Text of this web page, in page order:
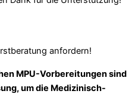
anfordern!
MPU-Vorbereitungen sind
um die Medizinisch-